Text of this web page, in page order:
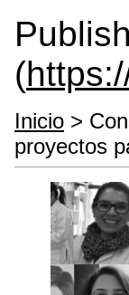
(
Inicio >
proyectos